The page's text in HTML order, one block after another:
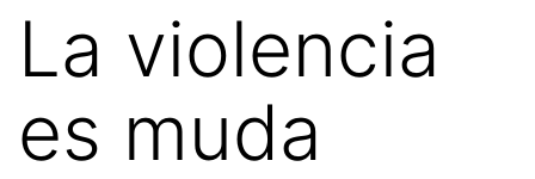
La violencia
es muda